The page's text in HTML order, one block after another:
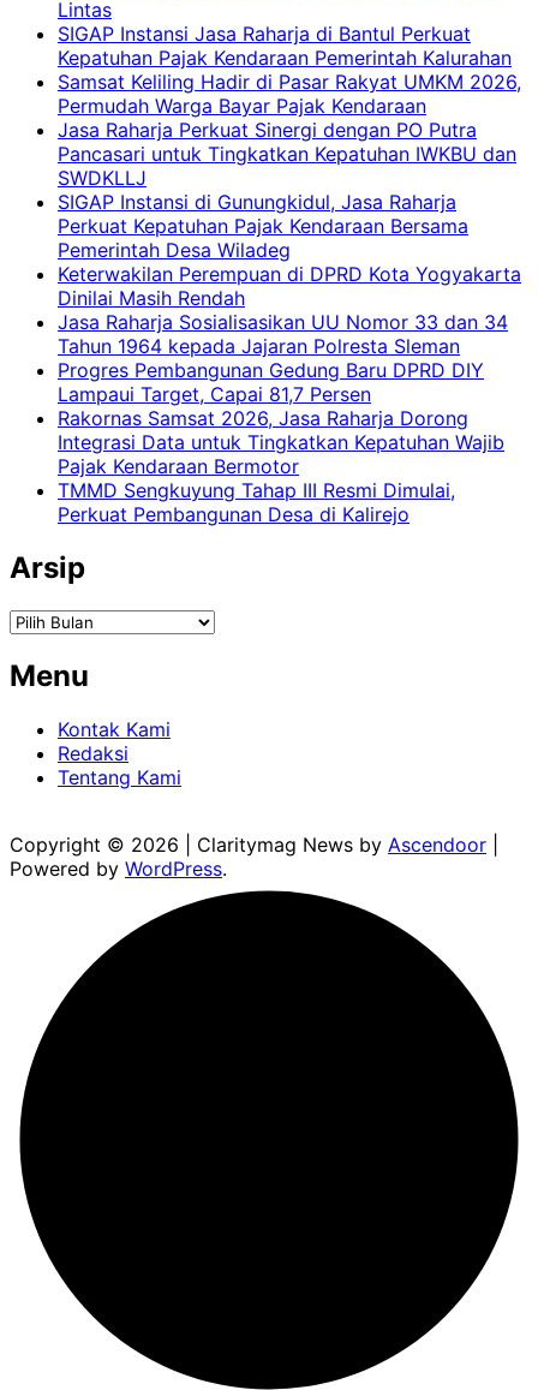
Lintas
SIGAP Instansi Jasa Raharja di Bantul Perkuat
Kepatuhan Pajak Kendaraan Pemerintah Kalurahan
Samsat Keliling Hadir di Pasar Rakyat UMKM 2026,
Permudah Warga Bayar Pajak Kendaraan
Jasa Raharja Perkuat Sinergi dengan PO Putra
Pancasari untuk Tingkatkan Kepatuhan IWKBU dan
SWDKLLJ
SIGAP Instansi di Gunungkidul, Jasa Raharja
Perkuat Kepatuhan Pajak Kendaraan Bersama
Pemerintah Desa Wiladeg
Keterwakilan Perempuan di DPRD Kota Yogyakarta
Dinilai Masih Rendah
Jasa Raharja Sosialisasikan UU Nomor 33 dan 34
Tahun 1964 kepada Jajaran Polresta Sleman
Progres Pembangunan Gedung Baru DPRD DIY
Lampaui Target, Capai 81,7 Persen
Rakornas Samsat 2026, Jasa Raharja Dorong
Integrasi Data untuk Tingkatkan Kepatuhan Wajib
Pajak Kendaraan Bermotor
TMMD Sengkuyung Tahap III Resmi Dimulai,
Perkuat Pembangunan Desa di Kalirejo
Arsip
Arsip
Menu
Kontak Kami
Redaksi
Tentang Kami
Copyright © 2026 | Claritymag News by Ascendoor
Powered by WordPress.